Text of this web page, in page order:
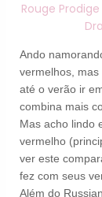
Rouge
Ando
vermelhos,
até o verão ir
combina mais
Mas acho lindo
vermelho
ver este
fez com seus
Além do